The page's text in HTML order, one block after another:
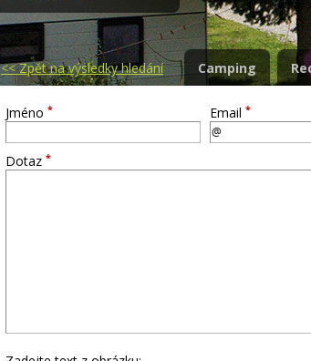
<<Zpět na výsledky hledání Camping
Jméno * Email *
Dotaz *